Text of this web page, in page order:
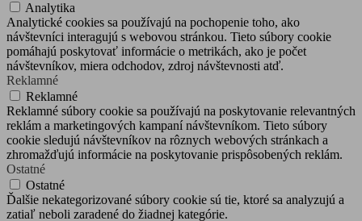
Analytika
Analytické cookies sa používajú na pochopenie toho, ako
návštevníci interagujú s webovou stránkou. Tieto súbory cookie
pomáhajú poskytovať informácie o metrikách, ako je počet
návštevníkov, miera odchodov, zdroj návštevnosti atď.
Reklamné
Reklamné
Reklamné súbory cookie sa používajú na poskytovanie relevantných
reklám a marketingových kampaní návštevníkom. Tieto súbory
cookie sledujú návštevníkov na rôznych webových stránkach a
zhromažďujú informácie na poskytovanie prispôsobených reklám.
Ostatné
Ostatné
Ďalšie nekategorizované súbory cookie sú tie, ktoré sa analyzujú a
zatiaľ neboli zaradené do žiadnej kategórie.